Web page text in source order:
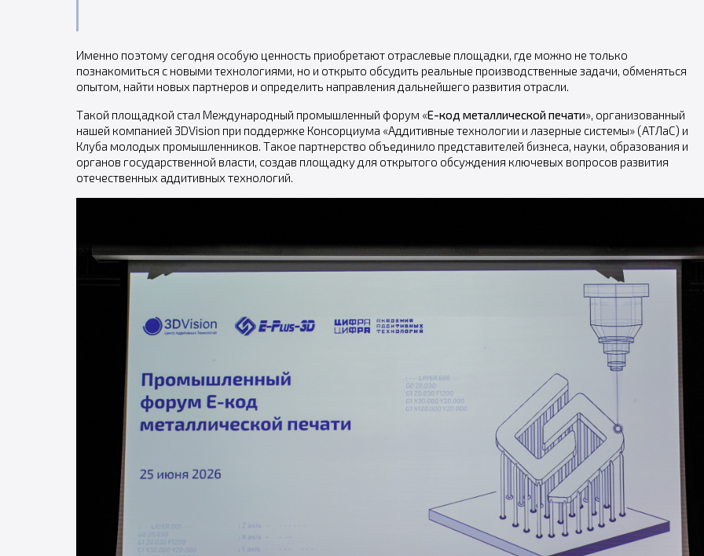
Именно поэтому сегодня особую ценность приобретают отраслевые площадки, где можно не только
познакомиться с новыми технологиями, но и открыто обсудить реальные производственные задачи, обменяться
опытом, найти новых партнеров и определить направления дальнейшего развития отрасли.
Такой площадкой стал Международный промышленный форум «Е-код металлической печати», организованный
нашей компанией 3DVision при поддержке Консорциума «Аддитивные технологии и лазерные системы» (АТЛаС) и
Клуба молодых промышленников. Такое партнерство объединило представителей бизнеса, науки, образования и
органов государственной власти, создав площадку для открытого обсуждения ключевых вопросов развития
отечественных аддитивных технологий.